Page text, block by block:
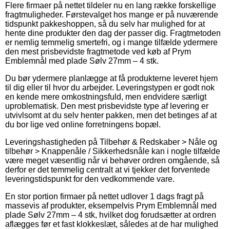
Flere firmaer på nettet tildeler nu en lang række forskellige
fragtmuligheder. Førstevalget hos mange er på nuværende
tidspunkt pakkeshoppen, så du selv har mulighed for at
hente dine produkter den dag der passer dig. Fragtmetoden
er nemlig temmelig smertefri, og i mange tilfælde ydermere
den mest prisbevidste fragtmetode ved køb af Prym
Emblemnål med plade Sølv 27mm – 4 stk.
Du bør ydermere planlægge at få produkterne leveret hjem
til dig eller til hvor du arbejder. Leveringstypen er godt nok
en kende mere omkostningsfuld, men endvidere særligt
uproblematisk. Den mest prisbevidste type af levering er
utvivlsomt at du selv henter pakken, men det betinges af at
du bor lige ved online forretningens bopæl.
Leveringshastigheden på Tilbehør & Redskaber > Nåle og
tilbehør > Knappenåle / Sikkerhedsnåle kan i nogle tilfælde
være meget væsentlig når vi behøver ordren omgående, så
derfor er det temmelig centralt at vi tjekker det forventede
leveringstidspunkt for den vedkommende vare.
En stor portion firmaer på nettet udlover 1 dags fragt på
massevis af produkter, eksempelvis Prym Emblemnål med
plade Sølv 27mm – 4 stk, hvilket dog forudsætter at ordren
aflægges før et fast klokkeslæt, således at de har mulighed